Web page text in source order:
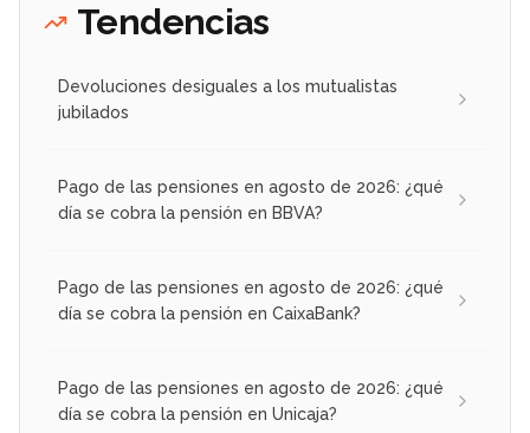
Tendencias
Devoluciones desiguales a los mutualistas
jubilados
Pago de las pensiones en agosto de 2026: ¿qué
día se cobra la pensión en BBVA?
Pago de las pensiones en agosto de 2026: ¿qué
día se cobra la pensión en CaixaBank?
Pago de las pensiones en agosto de 2026: ¿qué
día se cobra la pensión en Unicaja?